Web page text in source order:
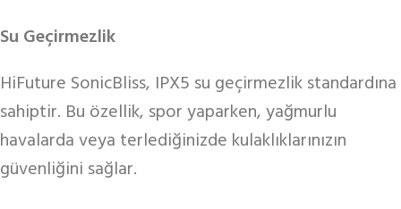
Su Geçirmezlik
HiFuture SonicBliss, IPX5 su geçirmezlik standardına
sahiptir. Bu özellik, spor yaparken, yağmurlu
havalarda veya terlediğinizde kulaklıklarınızın
güvenliğini sağlar.